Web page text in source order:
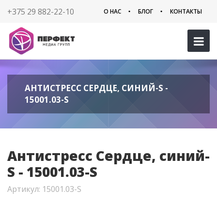
+375 29 882-22-10 О НАС БЛОГ КОНТАКТЫ
АНТИСТРЕСС СЕРДЦЕ, СИНИЙ-S -
15001.03-S
Антистресс Сердце, синий-
S - 15001.03-S
Артикул: 15001.03-S